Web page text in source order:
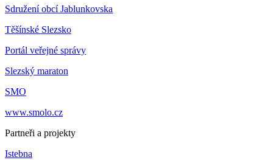
Sdružení obcí Jablunkovska
Těšínské Slezsko
Portál veřejné správy
Slezský maraton
SMO
www.smolo.cz
Partneři a projekty
Istebna